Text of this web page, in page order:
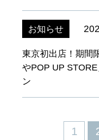
お知らせ
東京初出店！期間
やPOP UP
ン
1